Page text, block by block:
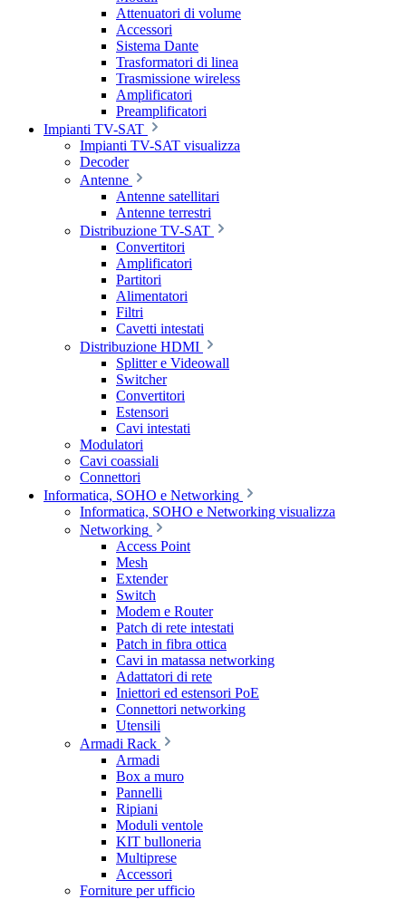
Attenuatori di volume
Accessori
Sistema Dante
Trasformatori di linea
Trasmissione wireless
Amplificatori
Preamplificatori
Impianti TV-SAT
Impianti TV-SAT visualizza
Decoder
Antenne
Antenne satellitari
Antenne terrestri
Distribuzione TV-SAT
Convertitori
Amplificatori
Partitori
Alimentatori
Filtri
Cavetti intestati
Distribuzione HDMI
Splitter e Videowall
Switcher
Convertitori
Estensori
Cavi intestati
Modulatori
Cavi coassiali
Connettori
Informatica, SOHO e Networking
Informatica, SOHO e Networking visualizza
Networking
Access Point
Mesh
Extender
Switch
Modem e Router
Patch di rete intestati
Patch in fibra ottica
Cavi in matassa networking
Adattatori di rete
Iniettori ed estensori PoE
Connettori networking
Utensili
Armadi Rack
Armadi
Box a muro
Pannelli
Ripiani
Moduli ventole
KIT bulloneria
Multiprese
Accessori
Forniture per ufficio